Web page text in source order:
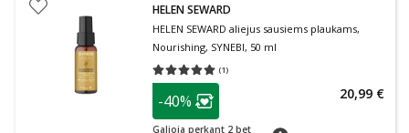
HELEN SEWARD
HELEN SEWARD aliejus sausiems plaukams,
Nourishing, SYNEBI, 50 ml
(1)
Vidutinis įvertinimas 5.00
patarimas
Lojalumo klubo narių nuolaida
-40%
Galioja perkant 2 bet
patarimas
20,99 €